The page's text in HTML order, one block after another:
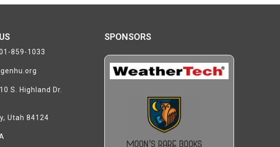
859-1033
S. Highland Dr.
Utah 84124
SPONSORS